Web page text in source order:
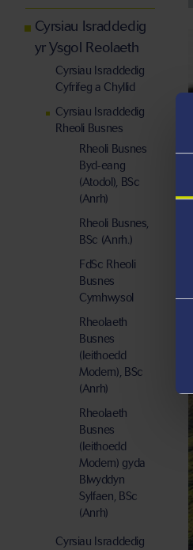
Cyrsiau Israddedig
yr Ysgol Reolaeth
Cyrsiau Israddedig
Cyfrifeg a Chyllid
Cyrsiau Israddedig
Rheoli Busnes
Rheoli Busnes
Byd-eang
(Atodol), BSc
(Anrh)
Rheoli Busnes,
BSc (Anrh.)
FdSc Rheoli
Busnes
Cymhwysol
Rheolaeth
Busnes
(Ieithoedd
Modern), BSc
(Anrh)
Rheolaeth
Busnes
(Ieithoedd
Modern) gyda
Blwyddyn
Sylfaen, BSc
(Anrh)
Cyrsiau Israddedig